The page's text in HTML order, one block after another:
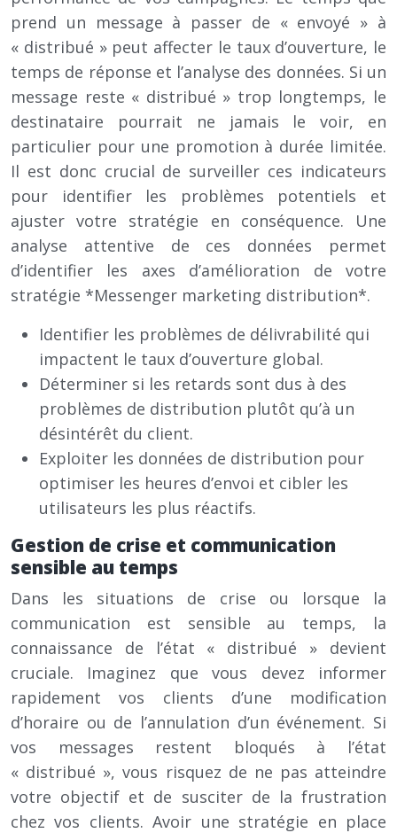
prend un message à passer de « envoyé » à
« distribué » peut affecter le taux d’ouverture, le
temps de réponse et l’analyse des données. Si un
message reste « distribué » trop longtemps, le
destinataire pourrait ne jamais le voir, en
particulier pour une promotion à durée limitée.
Il est donc crucial de surveiller ces indicateurs
pour identifier les problèmes potentiels et
ajuster votre stratégie en conséquence. Une
analyse attentive de ces données permet
d’identifier les axes d’amélioration de votre
stratégie *Messenger marketing distribution*.
Identifier les problèmes de délivrabilité qui
impactent le taux d’ouverture global.
Déterminer si les retards sont dus à des
problèmes de distribution plutôt qu’à un
désintérêt du client.
Exploiter les données de distribution pour
optimiser les heures d’envoi et cibler les
utilisateurs les plus réactifs.
Gestion de crise et communication
sensible au temps
Dans les situations de crise ou lorsque la
communication est sensible au temps, la
connaissance de l’état « distribué » devient
cruciale. Imaginez que vous devez informer
rapidement vos clients d’une modification
d’horaire ou de l’annulation d’un événement. Si
vos messages restent bloqués à l’état
« distribué », vous risquez de ne pas atteindre
votre objectif et de susciter de la frustration
chez vos clients. Avoir une stratégie en place